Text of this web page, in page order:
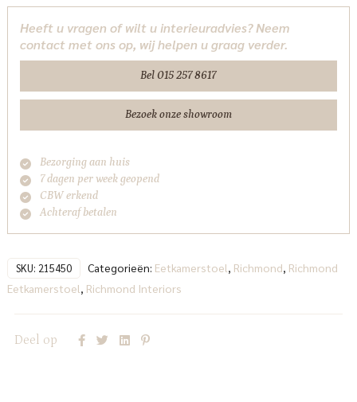
linear
fire
retardant
Interiors
Heeft u vragen of wilt u interieuradvies? Neem
contact met ons op, wij helpen u graag verder.
Bel 015 257 8617
Bezoek onze showroom
Bezorging aan huis
7 dagen per week geopend
CBW erkend
Achteraf betalen
SKU: 215450 Categorieën: Eetkamerstoel, Richmond, Richmond
Eetkamerstoel, Richmond Interiors
Deel op